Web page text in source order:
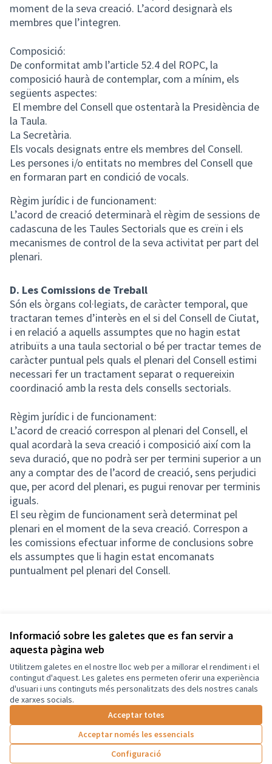
Informació sobre les galetes que es fan servir a
aquesta pàgina web
Utilitzem galetes en el nostre lloc web per a millorar el rendiment i el
contingut d'aquest. Les galetes ens permeten oferir una experiència
d'usuari i uns continguts més personalitzats des dels nostres canals
de xarxes socials.
Acceptar totes
Acceptar només les essencials
Configuració
moment de la seva creació. L’acord designarà els
membres que l’integren.
Composició:
De conformitat amb l’article 52.4 del ROPC, la
composició haurà de contemplar, com a mínim, els
següents aspectes:
El membre del Consell que ostentarà la Presidència de
la Taula.
La Secretària.
Els vocals designats entre els membres del Consell.
Les persones i/o entitats no membres del Consell que
en formaran part en condició de vocals.
Règim jurídic i de funcionament:
L’acord de creació determinarà el règim de sessions de
cadascuna de les Taules Sectorials que es creïn i els
mecanismes de control de la seva activitat per part del
plenari.
D. Les Comissions de Treball
Són els òrgans col·legiats, de caràcter temporal, que
tractaran temes d’interès en el si del Consell de Ciutat,
i en relació a aquells assumptes que no hagin estat
atribuïts a una taula sectorial o bé per tractar temes de
caràcter puntual pels quals el plenari del Consell estimi
necessari fer un tractament separat o requereixin
coordinació amb la resta dels consells sectorials.
Règim jurídic i de funcionament:
L’acord de creació correspon al plenari del Consell, el
qual acordarà la seva creació i composició així com la
seva duració, que no podrà ser per termini superior a un
any a comptar des de l’acord de creació, sens perjudici
que, per acord del plenari, es pugui renovar per terminis
iguals.
El seu règim de funcionament serà determinat pel
plenari en el moment de la seva creació. Correspon a
les comissions efectuar informe de conclusions sobre
els assumptes que li hagin estat encomanats
puntualment pel plenari del Consell.
Termes i condicions d'ús
Configuració de les galetes
Triar la llenguaElegir el idioma
Web creada ambprogramari lliure .
Amb
(Enllaç